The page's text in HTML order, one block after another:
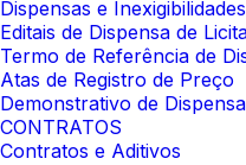
Dispensas e Inexigibilidades
Editais de Dispensa de
Termo de Referência de
Atas de Registro de Preço
Demonstrativo de
CONTRATOS
Contratos e Aditivos